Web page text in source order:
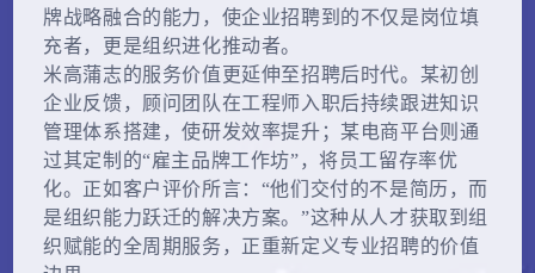
牌战略融合的能力，使企业招聘到的不仅是岗位填
充者，更是组织进化推动者。
米高蒲志的服务价值更延伸至招聘后时代。某初创
企业反馈，顾问团队在工程师入职后持续跟进知识
管理体系搭建，使研发效率提升；某电商平台则通
过其定制的“雇主品牌工作坊”，将员工留存率优
化。正如客户评价所言：“他们交付的不是简历，而
是组织能力跃迁的解决方案。”这种从人才获取到组
织赋能的全周期服务，正重新定义专业招聘的价值